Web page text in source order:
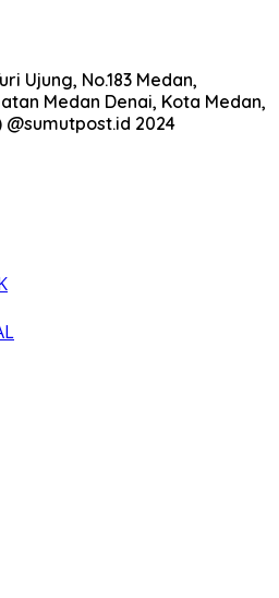
Ujung, No.183 Medan,
Medan Denai, Kota Medan,
2024